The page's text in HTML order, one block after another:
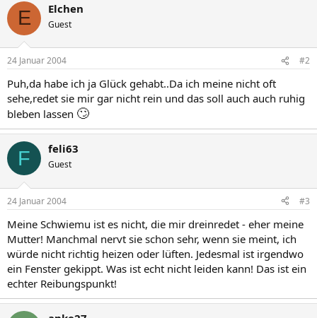
E Elchen
Guest
24 Januar 2004 #2
Puh,da habe ich ja Glück gehabt..Da ich meine nicht oft
sehe,redet sie mir gar nicht rein und das soll auch auch ruhig
bleben lassen 🙄
F feli63
Guest
24 Januar 2004 #3
Meine Schwiemu ist es nicht, die mir dreinredet - eher meine
Mutter! Manchmal nervt sie schon sehr, wenn sie meint, ich
würde nicht richtig heizen oder lüften. Jedesmal ist irgendwo
ein Fenster gekippt. Was ist echt nicht leiden kann! Das ist ein
echter Reibungspunkt!